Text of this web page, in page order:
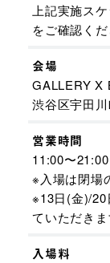
上記実施ス
をご確認くだ
会場
GALLERY X
渋谷区宇田川
営業時間
11:00〜21:00
※入場は閉場
※13日(金)/20
ていただきま
入場料